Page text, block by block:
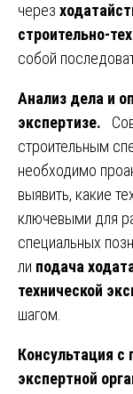
через
строительно-
собой
Анализ дела и
экспертизе.
строительным
необходимо
выявить, какие
ключевыми для
специальных
ли подача
технической
шагом.
Консультация
экспертной